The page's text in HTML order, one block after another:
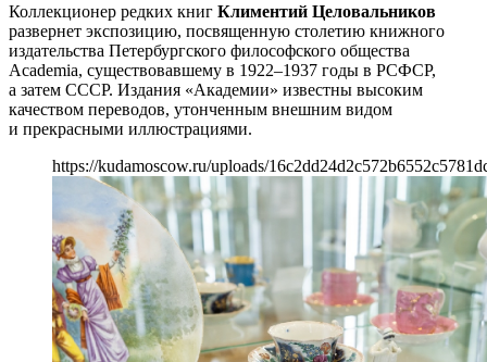
Коллекционер редких книг Климентий Целовальников
развернет экспозицию, посвященную столетию книжного
издательства Петербургского философского общества
Academia, существовавшему в 1922–1937 годы в РСФСР,
а затем СССР. Издания «Академии» известны высоким
качеством переводов, утонченным внешним видом
и прекрасными иллюстрациями.
https://kudamoscow.ru/uploads/